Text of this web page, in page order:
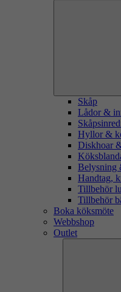
Skåp
Lådor &
Hyllor &
Diskhoar
Belysning
Handtag,
Tillbehör
Tillbehör
Boka köksmöte
Webbshop
Outlet